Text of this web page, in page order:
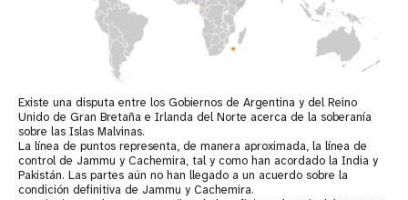
Existe una disputa entre los Gobiernos de Argentina y del Reino
Unido de Gran Bretaña e Irlanda del Norte acerca de la soberanía
sobre las Islas Malvinas.
La línea de puntos representa, de manera aproximada, la línea de
control de Jammu y Cachemira, tal y como han acordado la India y
Pakistán. Las partes aún no han llegado a un acuerdo sobre la
condición definitiva de Jammu y Cachemira.